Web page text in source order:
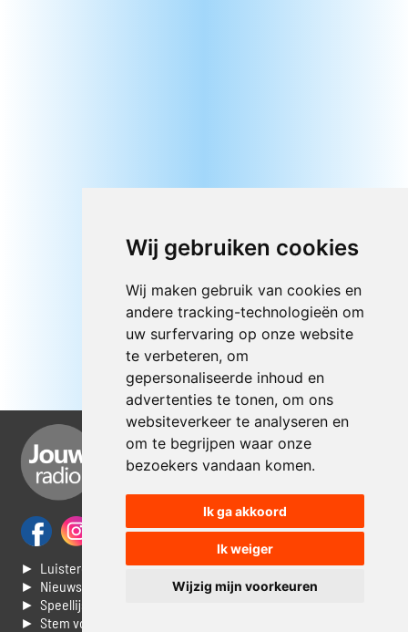
Wij gebruiken cookies
Wij maken gebruik van cookies en
andere tracking-technologieën om
uw surfervaring op onze website
te verbeteren, om
gepersonaliseerde inhoud en
advertenties te tonen, om ons
websiteverkeer te analyseren en
om te begrijpen waar onze
bezoekers vandaan komen.
Ik ga akkoord
Ik weiger
Wijzig mijn voorkeuren
► Luisteren naar Jouwradio
► Nieuws
► Speellijst
► Stem voor de Dag top 3